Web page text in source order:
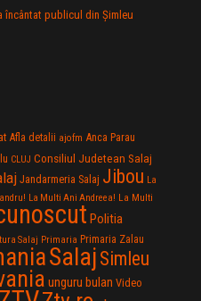
încântat publicul din Şimleu
Afla detalii ajofm Anca Parau
CLUJ Consiliul Judetean Salaj
Jandarmeria Salaj Jibou La
La Multi Ani Andreea! La Multi
Politia
Salaj Primaria Primaria Zalau
Salaj Simleu
unguru bulan Video